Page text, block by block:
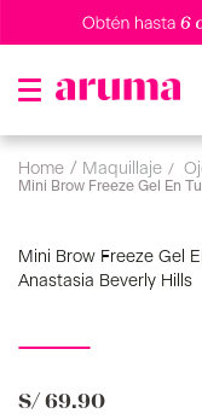
maquillaje
Mini Brow Freeze Gel En
Mini Brow Freeze Gel
Anastasia Beverly Hills
S/ 69.90